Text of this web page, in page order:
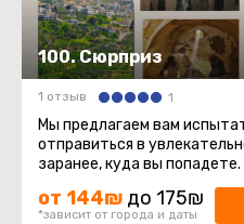
100. Сюрприз
1 отзыв 1
Мы предлагаем вам
отправиться в
заранее, куда вы
от 144₪ до 175₪
*зависит от города и даты